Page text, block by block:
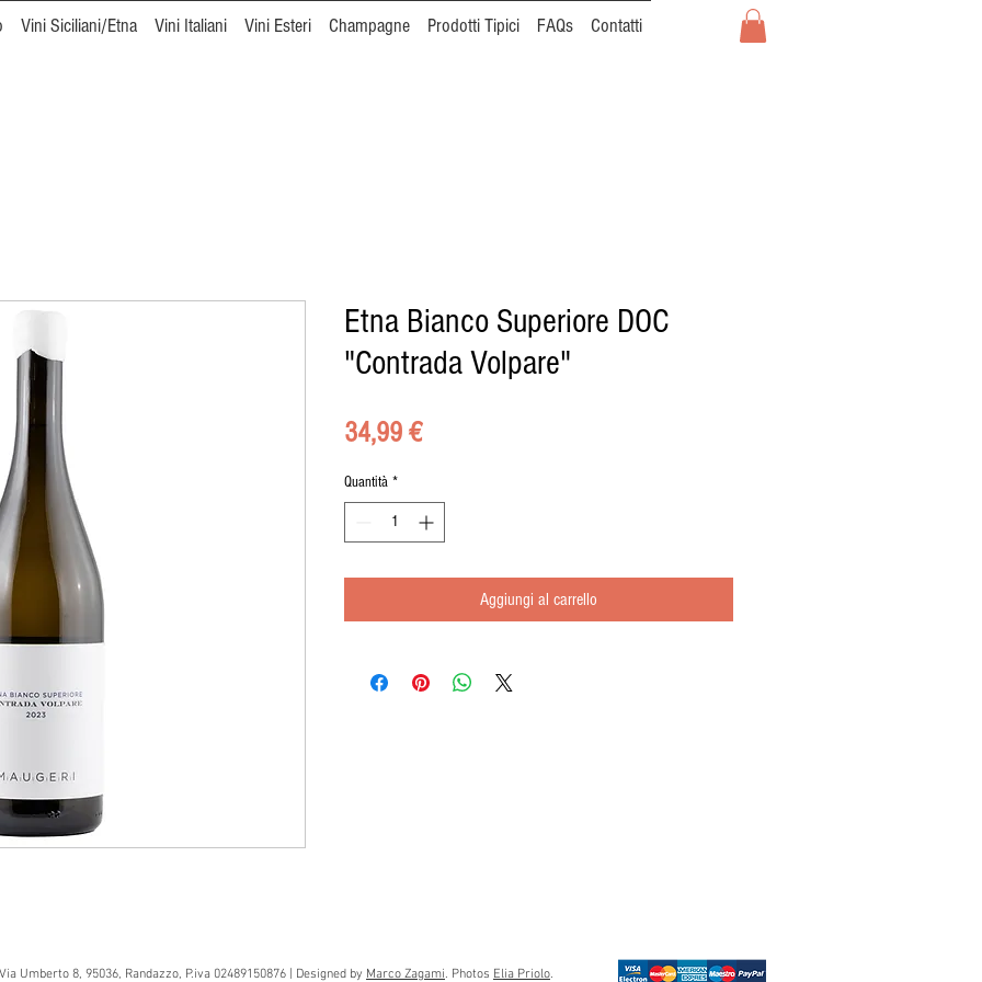
Vini Siciliani/Etna Vini Italiani Vini Esteri Champagne Prodotti Tipici FAQs Contatti
Etna Bianco Superiore DOC
"Contrada Volpare"
34,99 €Prezzo
Quantità *
Aggiungi al carrello
Umberto 8, 95036, Randazzo, P.iva 02489150876 | Designed by Marco Zagami. Photos Elia Priolo.